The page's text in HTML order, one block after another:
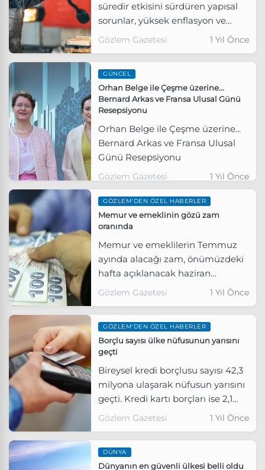
süredir etkisini sürdüren yapısal
sorunlar, yüksek enflasyon ve
ücretlerdeki erime milyonlarca
Gözlem Gazetesi 1 Yıl Önce
GÜNCEL
Orhan Belge ile Çeşme üzerine...
Bernard Arkas ve Fransa Ulusal Günü
Resepsiyonu
Orhan Belge ile Çeşme üzerine...
Bernard Arkas ve Fransa Ulusal
Günü Resepsiyonu
Gözlem Gazetesi 1 Yıl Önce
GÖZLEM'DEN ÖZEL HABERLER
Memur ve emeklinin gözü zam
oranında
Memur ve emeklilerin Temmuz
ayında alacağı zam, önümüzdeki
hafta açıklanacak haziran
enflasyon verileriyle birlikte netlik
Gözlem Gazetesi 1 Yıl Önce
GÖZLEM'DEN ÖZEL HABERLER
Borçlu sayısı ülke nüfusunun yarısını
geçti
Bireysel kredi borçlusu sayısı 42,3
milyona ulaşarak nüfusun yarısını
geçti. Kredi kartı borçları ise 2,1
trilyon TL’ye ulaşırken, kişi başına
borçlardaki artış ekonomik krizin
Gözlem Gazetesi 1 Yıl Önce
DÜNYA
Dünyanın en güvenli ülkesi belli oldu